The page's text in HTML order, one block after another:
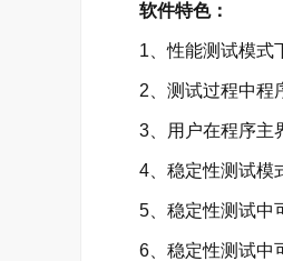
软件特色：
1、性能测试模式下
2、测试过程中程序
3、用户在程序主界
4、稳定性测试模式
5、稳定性测试中可
6、稳定性测试中可